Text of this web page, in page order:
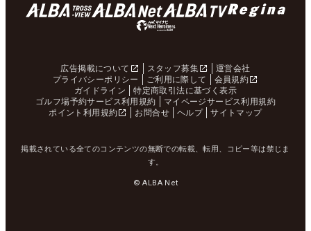
広告掲載について スタッフ募集
運営会社
プライバシーポリシー
ご利用に際して
会員規約
ガイドライン
特定商取引法に基づく表示
ゴルフ場予約サービス利用規約
マイページサービス利用規約
ポイント利用規約
お問合せ ヘルプ サイトマップ
掲載されている全てのコンテンツの無断での転載、転用、コピー等は禁じま
す。
© ALBA Net